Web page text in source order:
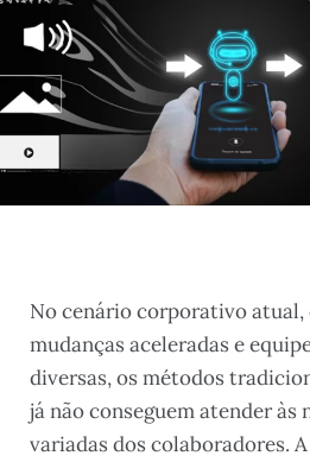
No cenário corporativo
mudanças aceleradas e
diversas, os métodos
já não conseguem atender às
variadas dos colaboradores. A